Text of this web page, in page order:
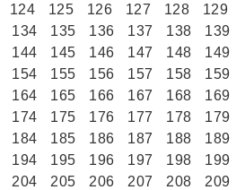
124 125 126 127 128
129
134 135 136 137 138
139
144 145 146 147 148
149
154 155 156 157 158
159
164 165 166 167 168
169
174 175 176 177 178
179
184 185 186 187 188
189
194 195 196 197 198
199
204 205 206 207 208
209